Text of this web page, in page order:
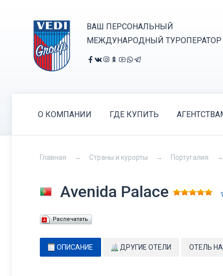
ВАШ ПЕРСОНАЛЬНЫЙ
МЕЖДУНАРОДНЫЙ ТУРОПЕРАТОР
О КОМПАНИИ ГДЕ КУПИТЬ
Главная Страны и курорты Португалия
Avenida Palace
Распечатать
ОПИСАНИЕ ДРУГИЕ ОТЕЛИ ОТЕЛЬ